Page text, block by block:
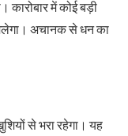
कारोबार में कोई बड़ी
अचानक से धन का
से भरा रहेगा। यह